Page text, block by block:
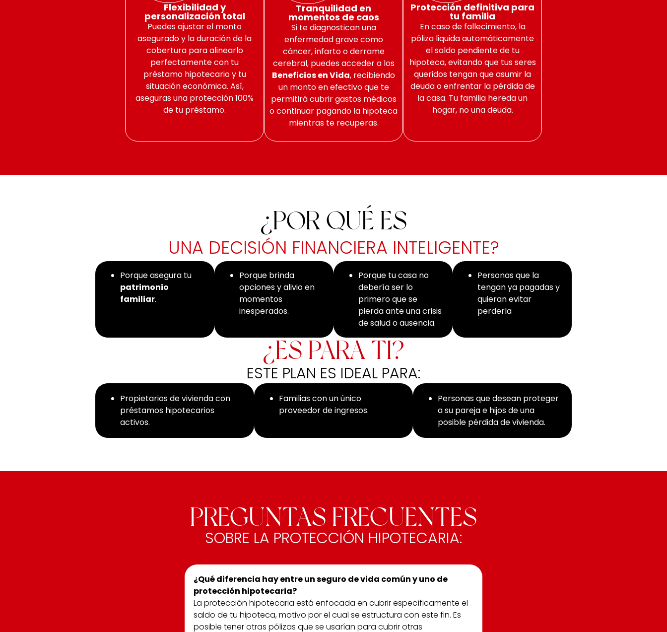
Flexibilidad y
personalización total
Puedes ajustar el monto
asegurado y la duración de la
cobertura para alinearlo
perfectamente con tu
préstamo hipotecario y tu
situación económica. Así,
aseguras una protección 100%
de tu préstamo.
Tranquilidad en
momentos de caos
Si te diagnostican una
enfermedad grave como
cáncer, infarto o derrame
cerebral, puedes acceder a los
Beneficios en Vida, recibiendo
un monto en efectivo que te
permitirá cubrir gastos médicos
o continuar pagando la hipoteca
mientras te recuperas.
Protección definitiva para
tu familia
En caso de fallecimiento, la
póliza liquida automáticamente
el saldo pendiente de tu
hipoteca, evitando que tus seres
queridos tengan que asumir la
deuda o enfrentar la pérdida de
la casa. Tu familia hereda un
hogar, no una deuda.
¿POR QUÉ ES
UNA DECISIÓN FINANCIERA INTELIGENTE?
Porque asegura tu
patrimonio
familiar.
Porque brinda
opciones y alivio en
momentos
inesperados.
Porque tu casa no
debería ser lo
primero que se
pierda ante una crisis
de salud o ausencia.
Personas que la
tengan ya pagadas y
quieran evitar
perderla
¿ES PARA TI?
ESTE PLAN ES IDEAL PARA:
Propietarios de vivienda con
préstamos hipotecarios
activos.
Familias con un único
proveedor de ingresos.
Personas que desean proteger
a su pareja e hijos de una
posible pérdida de vivienda.
PREGUNTAS FRECUENTES
SOBRE LA PROTECCIÓN HIPOTECARIA:
¿Qué diferencia hay entre un seguro de vida común y uno de
protección hipotecaria?
La protección hipotecaria está enfocada en cubrir específicamente el
saldo de tu hipoteca, motivo por el cual se estructura con este fin. Es
posible tener otras pólizas que se usarían para cubrir otras